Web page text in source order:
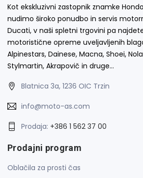
Kot ekskluzivni zastopnik znamke
nudimo široko ponudbo in servis
Ducati, v naši spletni trgovini pa
motoristične opreme uveljavljenih
Alpinestars, Dainese, Macna, Shoei,
Stylmartin, Akrapovič in druge…
Blatnica 3a, 1236 OIC Trzin
info@moto-as.com
Prodaja: +386 1 562 37 00
Prodajni program
Oblačila za prosti čas